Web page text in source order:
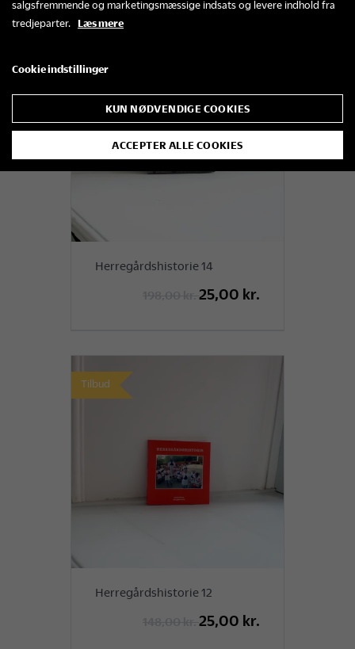
Herregårdshistorie 14
25,00 kr.
Tilbud
Herregårdshistorie 12
25,00 kr.
salgsfremmende og marketingsmæssige indsats og levere indhold fra
tredjeparter. Læs mere
Cookie indstillinger
KUN NØDVENDIGE COOKIES
ACCEPTER ALLE COOKIES